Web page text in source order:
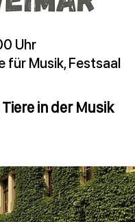
Uhr
für Musik, Festsaal
in der Musik